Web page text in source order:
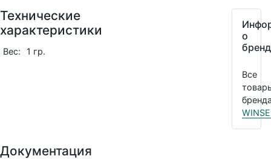
Технические
характеристики
Вес: 1 гр.
о
Все
Документация